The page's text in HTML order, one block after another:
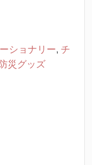
ショナリー, チ
防災グッズ